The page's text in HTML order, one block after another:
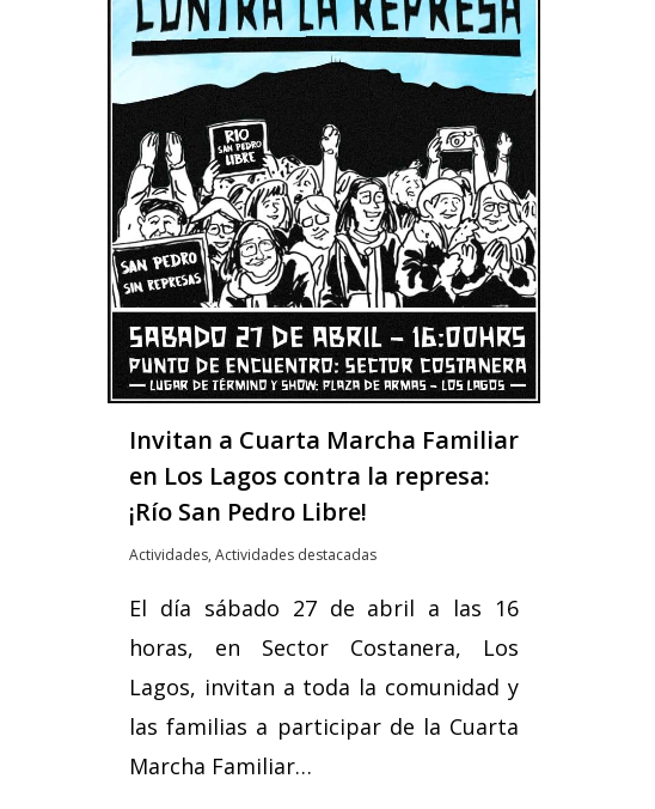
Invitan a Cuarta Marcha Familiar
en Los Lagos contra la represa:
¡Río San Pedro Libre!
Actividades, Actividades destacadas
El día sábado 27 de abril a las 16
horas, en Sector Costanera, Los
Lagos, invitan a toda la comunidad y
las familias a participar de la Cuarta
Marcha Familiar…